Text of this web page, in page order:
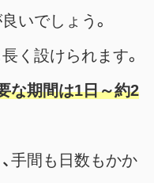
いでしょう。
く設けられます。
な期間は1日～約2
手間も日数もかか